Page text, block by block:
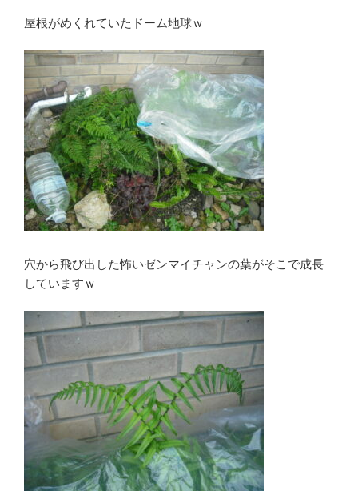
屋根がめくれていたドーム地球ｗ
穴から飛び出した怖いゼンマイチャンの葉がそこで成長
していますｗ